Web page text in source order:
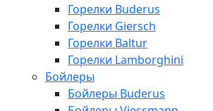
Горелки Buderus
Горелки Giersch
Горелки Baltur
Горелки Lamborghini
Бойлеры
Бойлеры Buderus